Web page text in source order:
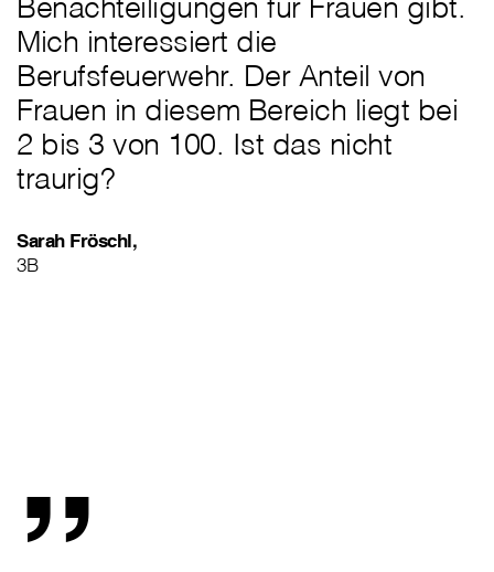
Mich interessiert die
Berufsfeuerwehr. Der Anteil von
Frauen in diesem Bereich liegt bei
2 bis 3 von 100. Ist das nicht
traurig?
Sarah Fröschl,
3B
„